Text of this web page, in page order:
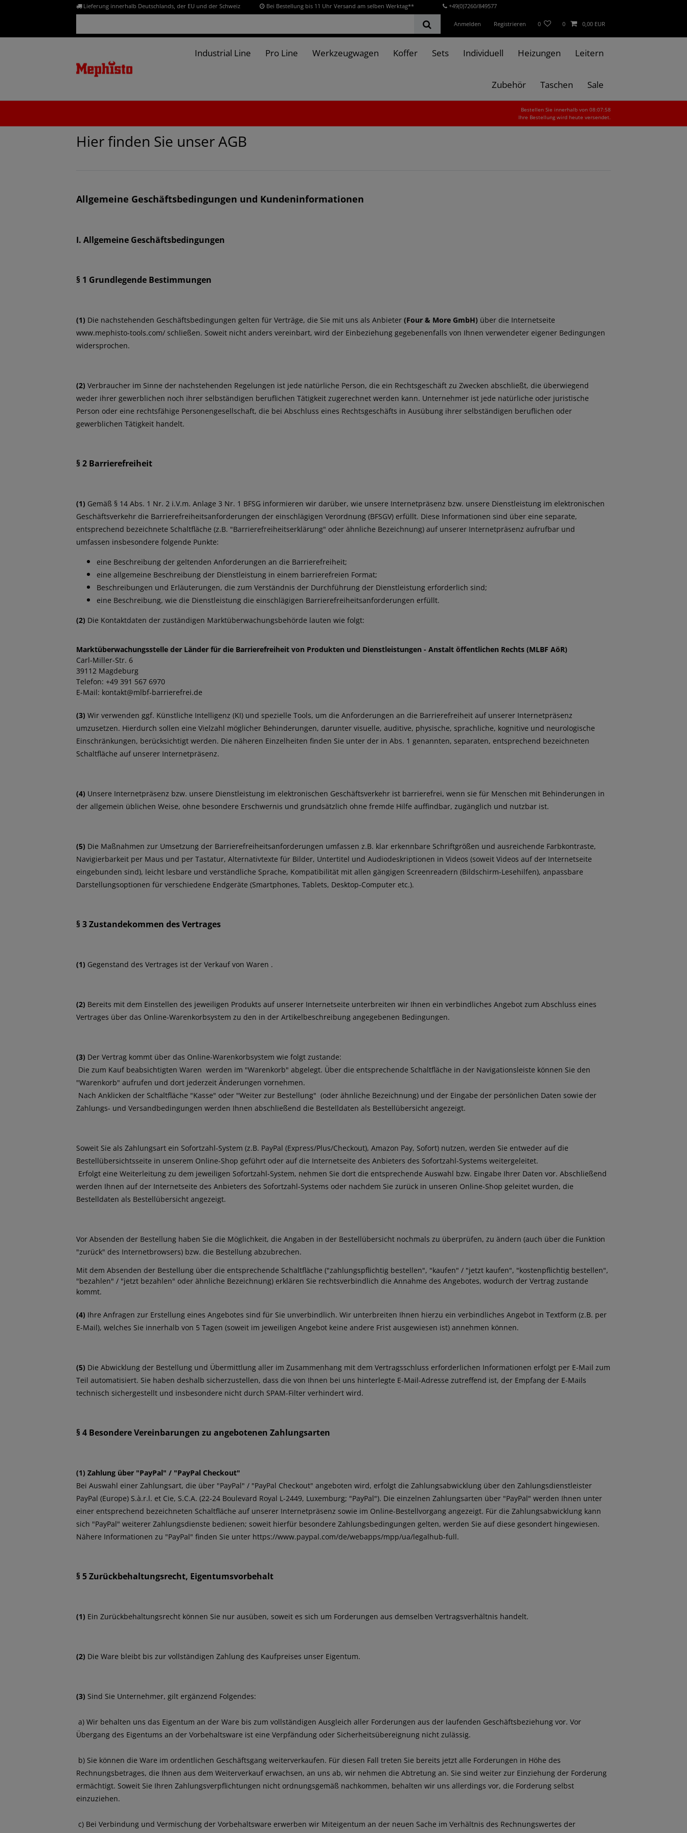
Lieferung innerhalb Deutschlands, der EU und der Schweiz Bei Bestellung bis 11 Uhr Versand am selben Werktag** +49(0)7260/849577
Anmelden Registrieren 0 0 0,00 EUR
Industrial Line Pro Line Werkzeugwagen Koffer Sets Individuell Heizungen Leitern
Zubehör Taschen Sale
Bestellen Sie innerhalb von 08:07:57
Ihre Bestellung wird heute versendet.
Hier finden Sie unser AGB
Allgemeine Geschäftsbedingungen und Kundeninformationen
I. Allgemeine Geschäftsbedingungen
§ 1 Grundlegende Bestimmungen
(1) Die nachstehenden Geschäftsbedingungen gelten für Verträge, die Sie mit uns als Anbieter(Four & More GmbH) über die Internetseite
www.mephisto-tools.com/ schließen. Soweit nicht anders vereinbart, wird der Einbeziehung gegebenenfalls von Ihnen verwendeter eigener Bedingungen
widersprochen.
(2) Verbraucher im Sinne der nachstehenden Regelungen ist jede natürliche Person, die ein Rechtsgeschäft zu Zwecken abschließt, die überwiegend
weder ihrer gewerblichen noch ihrer selbständigen beruflichen Tätigkeit zugerechnet werden kann. Unternehmer ist jede natürliche oder juristische
Person oder eine rechtsfähige Personengesellschaft, die bei Abschluss eines Rechtsgeschäfts in Ausübung ihrer selbständigen beruflichen oder
gewerblichen Tätigkeit handelt.
§ 2 Barrierefreiheit
(1) Gemäß § 14 Abs. 1 Nr. 2 i.V.m. Anlage 3 Nr. 1 BFSG informieren wir darüber, wie unsere Internetpräsenz bzw. unsere Dienstleistung im elektronischen
Geschäftsverkehr die Barrierefreiheitsanforderungen der einschlägigen Verordnung (BFSGV) erfüllt. Diese Informationen sind über eine separate,
entsprechend bezeichnete Schaltfläche (z.B. "Barrierefreiheitserklärung" oder ähnliche Bezeichnung) auf unserer Internetpräsenz aufrufbar und
umfassen insbesondere folgende Punkte:
eine Beschreibung der geltenden Anforderungen an die Barrierefreiheit;
eine allgemeine Beschreibung der Dienstleistung in einem barrierefreien Format;
Beschreibungen und Erläuterungen, die zum Verständnis der Durchführung der Dienstleistung erforderlich sind;
eine Beschreibung, wie die Dienstleistung die einschlägigen Barrierefreiheitsanforderungen erfüllt.
(2) Die Kontaktdaten der zuständigen Marktüberwachungsbehörde lauten wie folgt:
Marktüberwachungsstelle der Länder für die Barrierefreiheit von Produkten und Dienstleistungen - Anstalt öffentlichen Rechts (MLBF AöR)
Carl-Miller-Str. 6
39112 Magdeburg
Telefon: +49 391 567 6970
E-Mail: kontakt@mlbf-barrierefrei.de
(3)Wir verwenden ggf. Künstliche Intelligenz (KI) und spezielle Tools, um die Anforderungen an die Barrierefreiheit auf unserer Internetpräsenz
umzusetzen. Hierdurch sollen eine Vielzahl möglicher Behinderungen, darunter visuelle, auditive, physische, sprachliche, kognitive und neurologische
Einschränkungen, berücksichtigt werden. Die näheren Einzelheiten finden Sie unter der in Abs. 1 genannten, separaten, entsprechend bezeichneten
Schaltfläche auf unserer Internetpräsenz.
(4) Unsere Internetpräsenz bzw. unsere Dienstleistung im elektronischen Geschäftsverkehr ist barrierefrei, wenn sie für Menschen mit Behinderungen in
der allgemein üblichen Weise, ohne besondere Erschwernis und grundsätzlich ohne fremde Hilfe auffindbar, zugänglich und nutzbar ist.
(5) Die Maßnahmen zur Umsetzung der Barrierefreiheitsanforderungen umfassen z.B. klar erkennbare Schriftgrößen und ausreichende Farbkontraste,
Navigierbarkeit per Maus und per Tastatur, Alternativtexte für Bilder, Untertitel und Audiodeskriptionen in Videos (soweit Videos auf der Internetseite
eingebunden sind), leicht lesbare und verständliche Sprache, Kompatibilität mit allen gängigen Screenreadern (Bildschirm-Lesehilfen), anpassbare
Darstellungsoptionen für verschiedene Endgeräte (Smartphones, Tablets, Desktop-Computer etc.).
§ 3 Zustandekommen des Vertrages
(1) Gegenstand des Vertrages ist der Verkauf von Waren .
(2) Bereits mit dem Einstellen des jeweiligen Produkts auf unserer Internetseite unterbreiten wir Ihnen ein verbindliches Angebot zum Abschluss eines
Vertrages über das Online-Warenkorbsystem zu den in der Artikelbeschreibung angegebenen Bedingungen.
(3) Der Vertrag kommt über das Online-Warenkorbsystem wie folgt zustande:
Die zum Kauf beabsichtigten Waren werden im "Warenkorb" abgelegt. Über die entsprechende Schaltfläche in der Navigationsleiste können Sie den
"Warenkorb" aufrufen und dort jederzeit Änderungen vornehmen.
Nach Anklicken der Schaltfläche "Kasse" oder "Weiter zur Bestellung" (oder ähnliche Bezeichnung) und der Eingabe der persönlichen Daten sowie der
Zahlungs- und Versandbedingungen werden Ihnen abschließend die Bestelldaten als Bestellübersicht angezeigt.
Soweit Sie als Zahlungsart ein Sofortzahl-System (z.B. PayPal (Express/Plus/Checkout), Amazon Pay, Sofort) nutzen, werden Sie entweder auf die
Bestellübersichtsseite in unserem Online-Shop geführt oder auf die Internetseite des Anbieters des Sofortzahl-Systems weitergeleitet.
Erfolgt eine Weiterleitung zu dem jeweiligen Sofortzahl-System, nehmen Sie dort die entsprechende Auswahl bzw. Eingabe Ihrer Daten vor. Abschließend
werden Ihnen auf der Internetseite des Anbieters des Sofortzahl-Systems oder nachdem Sie zurück in unseren Online-Shop geleitet wurden, die
Bestelldaten als Bestellübersicht angezeigt.
Vor Absenden der Bestellung haben Sie die Möglichkeit, die Angaben in der Bestellübersicht nochmals zu überprüfen, zu ändern (auch über die Funktion
"zurück" des Internetbrowsers) bzw. die Bestellung abzubrechen.
Mit dem Absenden der Bestellung über die entsprechende Schaltfläche ("zahlungspflichtig bestellen", "kaufen" / "jetzt kaufen", "kostenpflichtig bestellen",
"bezahlen" / "jetzt bezahlen" oder ähnliche Bezeichnung) erklären Sie rechtsverbindlich die Annahme des Angebotes, wodurch der Vertrag zustande
kommt.
(4) Ihre Anfragen zur Erstellung eines Angebotes sind für Sie unverbindlich. Wir unterbreiten Ihnen hierzu ein verbindliches Angebot in Textform (z.B. per
E-Mail), welches Sie innerhalb von 5 Tagen (soweit im jeweiligen Angebot keine andere Frist ausgewiesen ist) annehmen können.
(5) Die Abwicklung der Bestellung und Übermittlung aller im Zusammenhang mit dem Vertragsschluss erforderlichen Informationen erfolgt per E-Mail zum
Teil automatisiert. Sie haben deshalb sicherzustellen, dass die von Ihnen bei uns hinterlegte E-Mail-Adresse zutreffend ist, der Empfang der E-Mails
technisch sichergestellt und insbesondere nicht durch SPAM-Filter verhindert wird.
§ 4 Besondere Vereinbarungen zu angebotenen Zahlungsarten
(1)Zahlung über "PayPal" / "PayPal Checkout"
Bei Auswahl einer Zahlungsart, die über "PayPal" / "PayPal Checkout" angeboten wird, erfolgt die Zahlungsabwicklung über den Zahlungsdienstleister
PayPal (Europe) S.à.r.l. et Cie, S.C.A. (22-24 Boulevard Royal L-2449, Luxemburg; "PayPal"). Die einzelnen Zahlungsarten über "PayPal" werden Ihnen unter
einer entsprechend bezeichneten Schaltfläche auf unserer Internetpräsenz sowie im Online-Bestellvorgang angezeigt. Für die Zahlungsabwicklung kann
sich "PayPal" weiterer Zahlungsdienste bedienen; soweit hierfür besondere Zahlungsbedingungen gelten, werden Sie auf diese gesondert hingewiesen.
Nähere Informationen zu "PayPal" finden Sie unter https://www.paypal.com/de/webapps/mpp/ua/legalhub-full.
§ 5 Zurückbehaltungsrecht, Eigentumsvorbehalt
(1) Ein Zurückbehaltungsrecht können Sie nur ausüben, soweit es sich um Forderungen aus demselben Vertragsverhältnis handelt.
(2) Die Ware bleibt bis zur vollständigen Zahlung des Kaufpreises unser Eigentum.
(3) Sind Sie Unternehmer, gilt ergänzend Folgendes:
a) Wir behalten uns das Eigentum an der Ware bis zum vollständigen Ausgleich aller Forderungen aus der laufenden Geschäftsbeziehung vor. Vor
Übergang des Eigentums an der Vorbehaltsware ist eine Verpfändung oder Sicherheitsübereignung nicht zulässig.
b) Sie können die Ware im ordentlichen Geschäftsgang weiterverkaufen. Für diesen Fall treten Sie bereits jetzt alle Forderungen in Höhe des
Rechnungsbetrages, die Ihnen aus dem Weiterverkauf erwachsen, an uns ab, wir nehmen die Abtretung an. Sie sind weiter zur Einziehung der Forderung
ermächtigt. Soweit Sie Ihren Zahlungsverpflichtungen nicht ordnungsgemäß nachkommen, behalten wir uns allerdings vor, die Forderung selbst
einzuziehen.
c) Bei Verbindung und Vermischung der Vorbehaltsware erwerben wir Miteigentum an der neuen Sache im Verhältnis des Rechnungswertes der